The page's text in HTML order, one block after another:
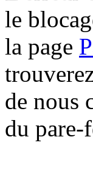
le
la page
de nous
du pare-